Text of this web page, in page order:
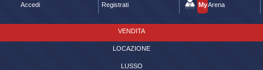
MyArena
Registrati
Accedi
VENDITA
LOCAZIONE
LUSSO